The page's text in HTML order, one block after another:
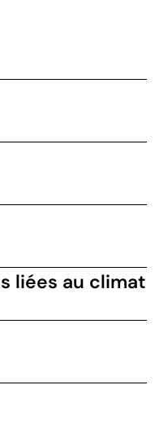
liées au climat